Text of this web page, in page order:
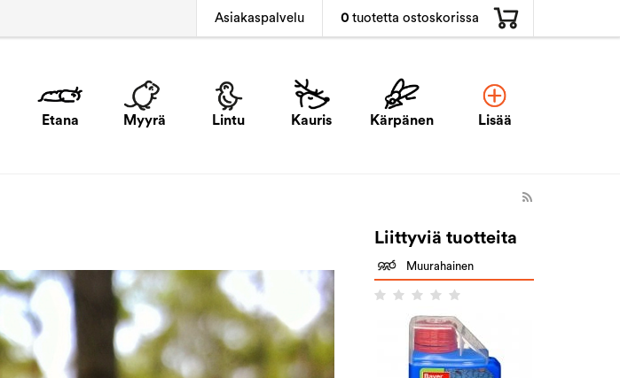
Asiakaspalvelu 0 tuotetta ostoskorissa
Etana Myyrä Lintu Kauris Kärpänen Lisää
Liittyviä tuotteita
Muurahainen